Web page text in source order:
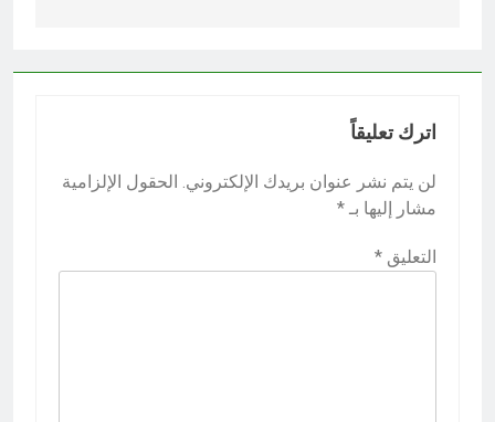
اترك تعليقاً
لن يتم نشر عنوان بريدك الإلكتروني. الحقول الإلزامية
مشار إليها بـ *
التعليق *